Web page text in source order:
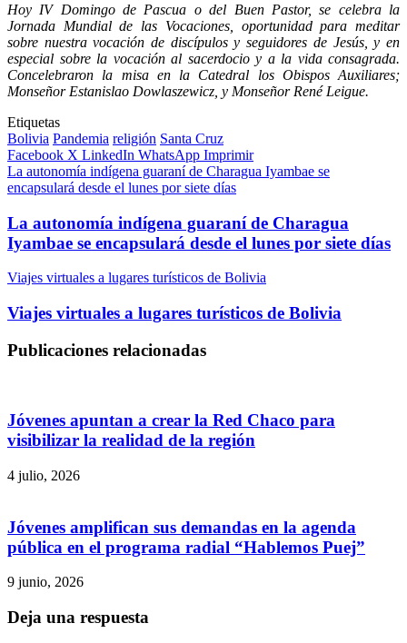
Hoy IV Domingo de Pascua o del Buen Pastor, se celebra la
Jornada Mundial de las Vocaciones, oportunidad para meditar
sobre nuestra vocación de discípulos y seguidores de Jesús, y en
especial sobre la vocación al sacerdocio y a la vida consagrada.
Concelebraron la misa en la Catedral los Obispos Auxiliares;
Monseñor Estanislao Dowlaszewicz, y Monseñor René Leigue.
Etiquetas
Bolivia Pandemia religión Santa Cruz
Facebook X LinkedIn WhatsApp Imprimir
La autonomía indígena guaraní de Charagua Iyambae se
encapsulará desde el lunes por siete días
La autonomía indígena guaraní de Charagua
Iyambae se encapsulará desde el lunes por siete días
Viajes virtuales a lugares turísticos de Bolivia
Viajes virtuales a lugares turísticos de Bolivia
Publicaciones relacionadas
Jóvenes apuntan a crear la Red Chaco para
visibilizar la realidad de la región
4 julio, 2026
Jóvenes amplifican sus demandas en la agenda
pública en el programa radial “Hablemos Puej”
9 junio, 2026
Deja una respuesta